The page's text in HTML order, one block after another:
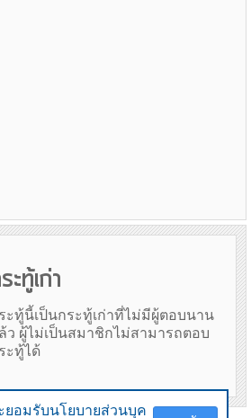
ยอมรับนโยบายส่วนบุค
ะทู้เก่า
ะทู้นี้เป็นกระทู้เก่าที่ไม่มีผู้ตอบนาน
ว ผู้ไม่เป็นสมาชิกไม่สามารถตอบ
ะทู้ได้
ยอมรับนโยบายส่วนบุค